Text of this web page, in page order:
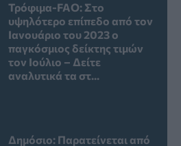
Τρόφιμα-FAO: Στο
υψηλότερο επίπεδο από τον
Ιανουάριο του 2023 o
παγκόσμιος δείκτης τιμών
τον Ιούλιο – Δείτε
αναλυτικά τα στ...
Δημόσιο: Παρατείνεται από